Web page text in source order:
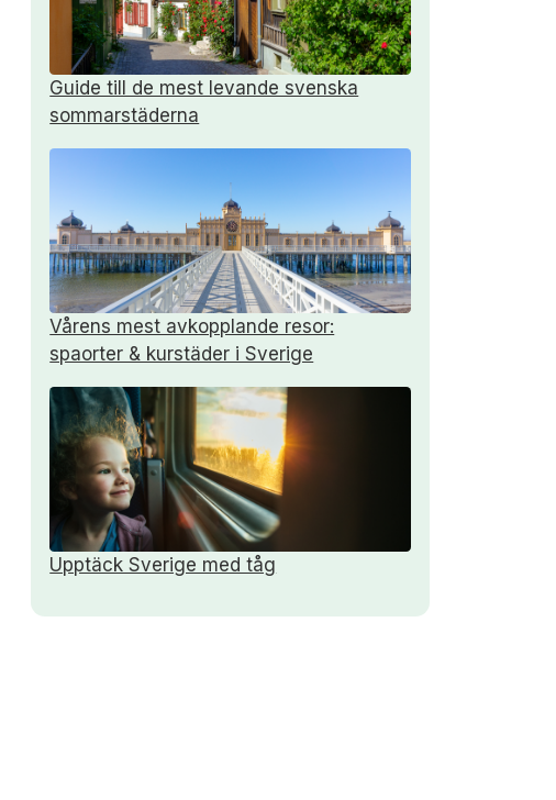
Guide till de mest levande svenska
sommarstäderna
Vårens mest avkopplande resor:
spaorter & kurstäder i Sverige
Upptäck Sverige med tåg